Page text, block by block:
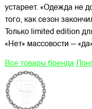
устареет. «Одежда не
того, как сезон
Только limited edition
«Нет» массовости —
Все товары бренда